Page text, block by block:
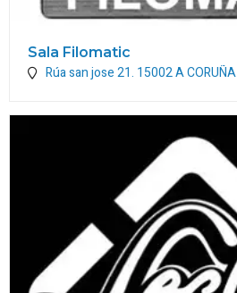
Sala Filomatic
Rúa san jose 21. 15002A CORUÑA